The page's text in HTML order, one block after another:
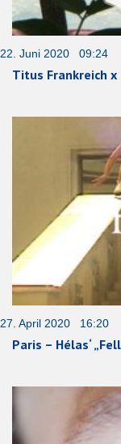
22. Juni 2020 09:24
Titus Frankreich
27. April 2020 16:20
Paris – Hélas‘